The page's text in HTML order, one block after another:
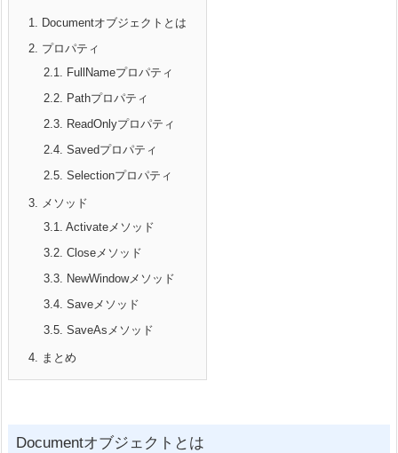
1.
Documentオブジェクトとは
2. プロパティ
2.1.
FullNameプロパティ
2.2. Pathプロパティ
2.3. ReadOnlyプロパティ
2.4. Savedプロパティ
2.5. Selectionプロパティ
3.
メソッド
3.1. Activateメソッド
3.2. Closeメソッド
3.3. NewWindowメソッド
3.4. Saveメソッド
3.5. SaveAsメソッド
4. まとめ
Documentオブジェクトとは